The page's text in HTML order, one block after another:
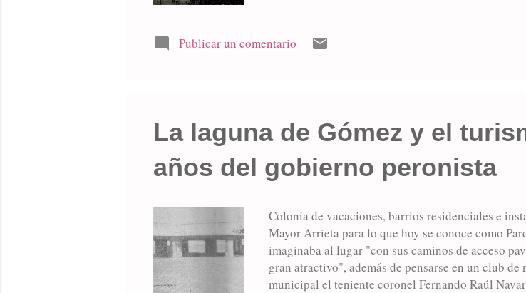
estimándose en doce mil las personas que
Publicar un comentario
La laguna de Gómez y el
años del gobierno peronista
Colonia de vacaciones, barrios residenciales e
Mayor Arrieta para lo que hoy se conoce como
imaginaba al lugar "con sus caminos de acceso
gran atractivo", además de pensarse en un club
municipal el teniente coronel Fernando Raúl